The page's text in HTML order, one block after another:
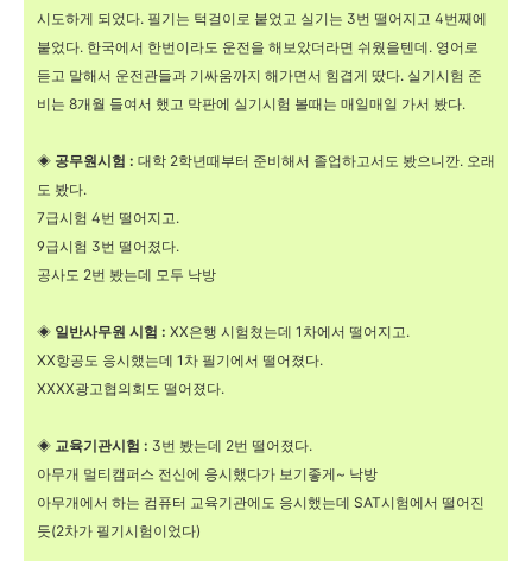
시도하게 되었다. 필기는 턱걸이로 붙었고 실기는 3번 떨어지고 4번째에
붙었다. 한국에서 한번이라도 운전을 해보았더라면 쉬웠을텐데. 영어로
듣고 말해서 운전관들과 기싸움까지 해가면서 힘겹게 땄다. 실기시험 준
비는 8개월 들여서 했고 막판에 실기시험 볼때는 매일매일 가서 봤다.
◈ 공무원시험 : 대학 2학년때부터 준비해서 졸업하고서도 봤으니깐. 오래
도 봤다.
7급시험 4번 떨어지고.
9급시험 3번 떨어졌다.
공사도 2번 봤는데 모두 낙방
◈ 일반사무원 시험 : XX은행 시험쳤는데 1차에서 떨어지고.
XX항공도 응시했는데 1차 필기에서 떨어졌다.
XXXX광고협의회도 떨어졌다.
◈ 교육기관시험 : 3번 봤는데 2번 떨어졌다.
아무개 멀티캠퍼스 전신에 응시했다가 보기좋게~ 낙방
아무개에서 하는 컴퓨터 교육기관에도 응시했는데 SAT시험에서 떨어진
듯(2차가 필기시험이었다)